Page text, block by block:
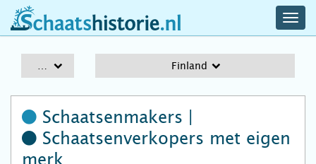
schaatshistorie.nl
Finland
Schaatsenmakers |
Schaatsenverkopers met eigen
merk